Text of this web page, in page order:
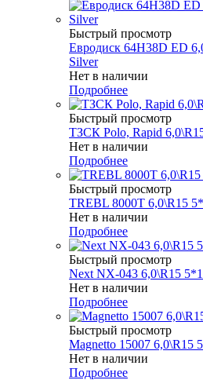
Быстрый просмотр
Евродиск 64H38D ED
Silver
Нет в наличии
Подробнее
Быстрый просмотр
ТЗСК Polo, Rapid
Нет в наличии
Подробнее
Быстрый просмотр
TREBL 8000T 6,0\R15
Нет в наличии
Подробнее
Быстрый просмотр
Next NX-043 6,0\R15
Нет в наличии
Подробнее
Быстрый просмотр
Magnetto 15007 6,0\R15
Нет в наличии
Подробнее